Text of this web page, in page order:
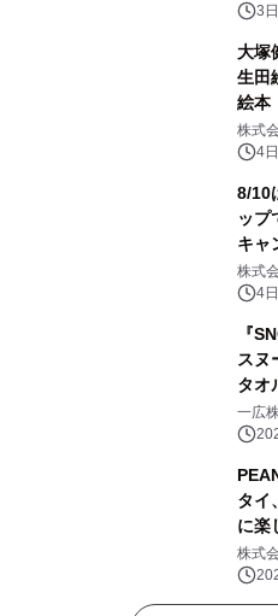
ィバ
初開
3
大塚
生田
絵本
株式
4
8/10
ップ
キャ
株式
4
『
スヌ
タオ
ン！
一広
ー・
タイ
に楽
開催
SNS
株式